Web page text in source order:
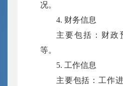
况。
4. 财务信息
主要包括：财政
等。
5. 工作信息
主要包括：工作